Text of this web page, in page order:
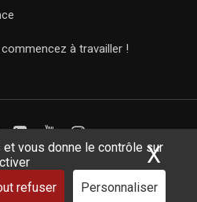
vous donne le contrôle sur
refuser Personnaliser
X
à travailler !
droits réservés.
Développement
par iSoluce